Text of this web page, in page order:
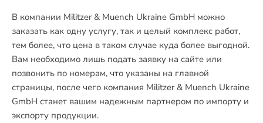
В компании Militzer & Muench Ukraine GmbH можно
заказать как одну услугу, так и целый комплекс работ,
тем более, что цена в таком случае куда более выгодной.
Вам необходимо лишь подать заявку на сайте или
позвонить по номерам, что указаны на главной
страницы, после чего компания Militzer & Muench Ukraine
GmbH станет вашим надежным партнером по импорту и
экспорту продукции.